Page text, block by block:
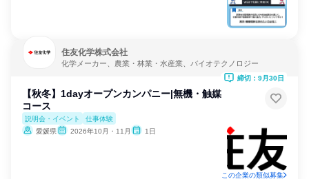
住友化学株式会社
化学メーカー、農業・林業・水産業、バイオテクノロジー
【秋冬】1dayオープンカンパニー|無機・触媒
コース
説明会・イベント
仕事体験
愛媛県
2026年10月・11月 1日
締切：9月30日
この企業の類似募集